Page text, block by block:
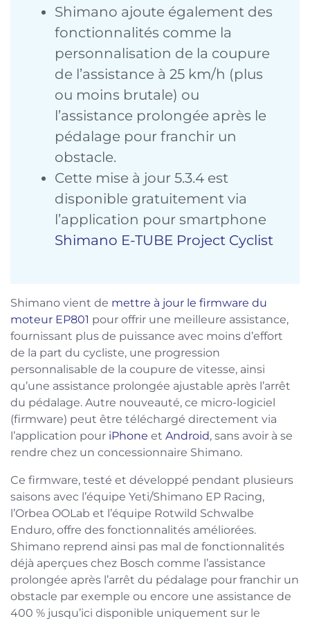
Shimano ajoute également des
fonctionnalités comme la
personnalisation de la coupure
de l’assistance à 25 km/h (plus
ou moins brutale) ou
l’assistance prolongée après le
pédalage pour franchir un
obstacle.
Cette mise à jour 5.3.4 est
disponible gratuitement via
l’application pour smartphone
Shimano E-TUBE Project Cyclist
Shimano vient de mettre à jour le firmware du
moteur EP801 pour offrir une meilleure assistance,
fournissant plus de puissance avec moins d’effort
de la part du cycliste, une progression
personnalisable de la coupure de vitesse, ainsi
qu’une assistance prolongée ajustable après l’arrêt
du pédalage. Autre nouveauté, ce micro-logiciel
(firmware) peut être téléchargé directement via
l’application pour iPhone et Android, sans avoir à se
rendre chez un concessionnaire Shimano.
Ce firmware, testé et développé pendant plusieurs
saisons avec l’équipe Yeti/Shimano EP Racing,
l’Orbea OOLab et l’équipe Rotwild Schwalbe
Enduro, offre des fonctionnalités améliorées.
Shimano reprend ainsi pas mal de fonctionnalités
déjà aperçues chez Bosch comme l’assistance
prolongée après l’arrêt du pédalage pour franchir un
obstacle par exemple ou encore une assistance de
400 % jusqu’ici disponible uniquement sur le